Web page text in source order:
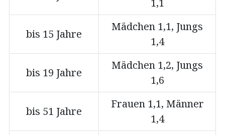
1,1
bis 15 Jahre
Mädchen 1,1, Jungs
1,4
bis 19 Jahre
Mädchen 1,2, Jungs
1,6
bis 51 Jahre
Frauen 1,1, Männer
1,4